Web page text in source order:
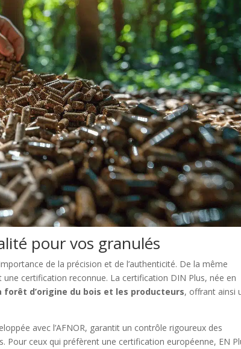
pour vos granulés
de la précision et de l’authenticité. De la même
certification reconnue. La certification DIN Plus, née en
forêt d’origine du bois et les producteurs, offrant ainsi
avec l’AFNOR, garantit un contrôle rigoureux des
Pour ceux qui préfèrent une certification européenne, EN